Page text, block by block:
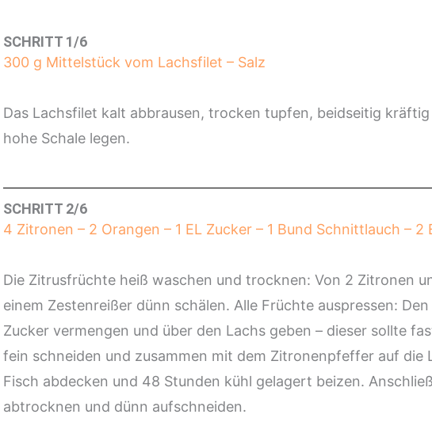
SCHRITT 1/6
300 g Mittelstück vom Lachsfilet – Salz
Das Lachsfilet kalt abbrausen, trocken tupfen, beidseitig
hohe Schale legen.
SCHRITT 2/6
4 Zitronen – 2 Orangen – 1 EL Zucker – 1 Bund Schnittlauch –
Die Zitrusfrüchte heiß waschen und trocknen: Von 2 Zitronen
einem Zestenreißer dünn schälen. Alle Früchte auspressen:
Zucker vermengen und über den Lachs geben – dieser sollte
fein schneiden und zusammen mit dem Zitronenpfeffer auf die
Fisch abdecken und 48 Stunden kühl gelagert beizen.
abtrocknen und dünn aufschneiden.